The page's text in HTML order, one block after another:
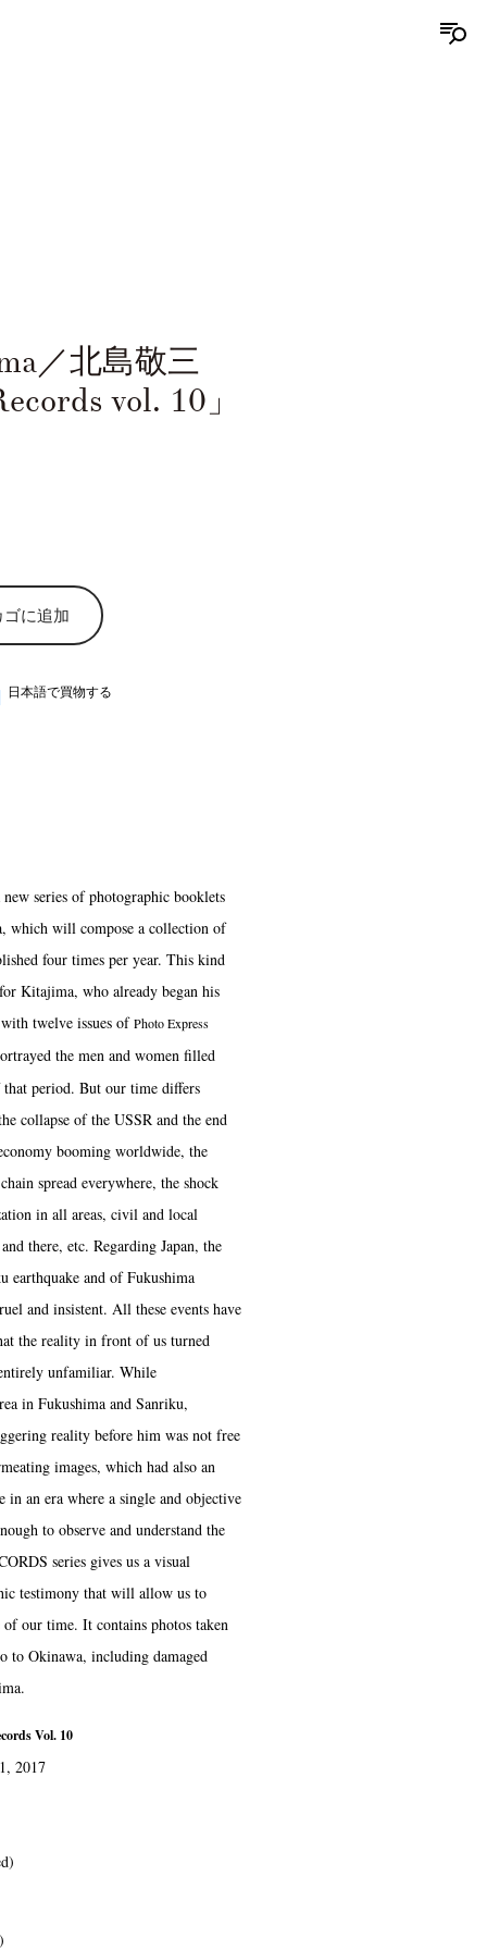
／北島敬三
vol. 10」
ゴに追加
日本語で買物する
series of photographic booklets
which will compose a collection of
four times per year. This kind
Kitajima, who already began his
twelve issues ofPhoto Express
the men and women filled
period. But our time differs
collapse of the USSR and the end
booming worldwide, the
spread everywhere, the shock
in all areas, civil and local
there, etc. Regarding Japan, the
earthquake and of Fukushima
and insistent. All these events have
the reality in front of us turned
unfamiliar. While
in Fukushima and Sanriku,
reality before him was not free
images, which had also an
an era where a single and objective
to observe and understand the
series gives us a visual
testimony that will allow us to
our time. It contains photos taken
to Okinawa, including damaged
Vol. 10
2017